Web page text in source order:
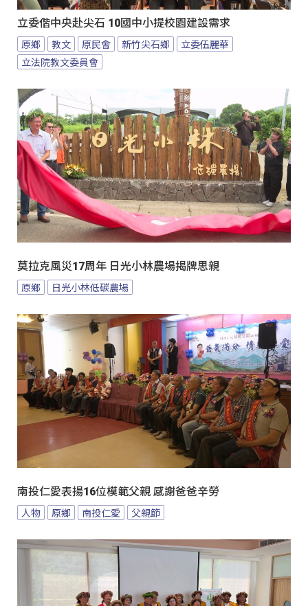
立委偕中央赴尖石 10國中小提校園建設需求
原鄉 教文 原民會 新竹尖石鄉
立委伍麗華
立法院教文委員會
莫拉克風災17周年 日光小林農場揭牌思親
原鄉 日光小林低碳農場
南投仁愛表揚16位模範父親 感謝爸爸辛勞
人物 原鄉 南投仁愛 父親節